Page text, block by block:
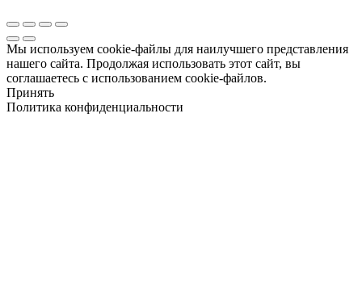
Мы используем cookie-файлы для наилучшего представления
нашего сайта. Продолжая использовать этот сайт, вы
соглашаетесь с использованием cookie-файлов.
Принять
Политика конфиденциальности